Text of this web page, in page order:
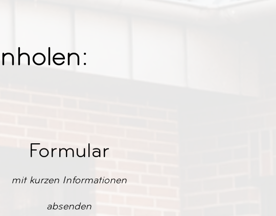
Formular
mit kurzen Informationen
absenden